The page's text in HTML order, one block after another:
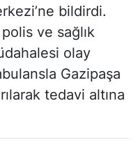
bildirdi.
ve sağlık
olay
Gazipaşa
tedavi altına